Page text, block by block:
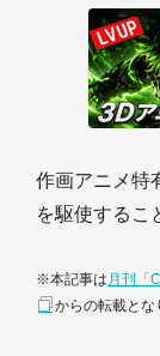
作画アニメ特
を駆使するこ
※本記事は 月刊「
からの転載とな